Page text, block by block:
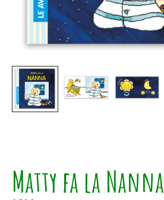
Matty fa la Nanna